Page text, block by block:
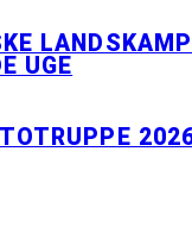
UGE